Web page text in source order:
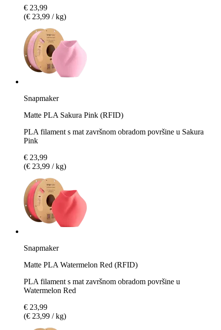
€ 23,99
(€ 23,99 / kg)
Snapmaker
Matte PLA Sakura Pink (RFID)
PLA filament s mat završnom obradom površine u Sakura
Pink
€ 23,99
(€ 23,99 / kg)
Snapmaker
Matte PLA Watermelon Red (RFID)
PLA filament s mat završnom obradom površine u
Watermelon Red
€ 23,99
(€ 23,99 / kg)